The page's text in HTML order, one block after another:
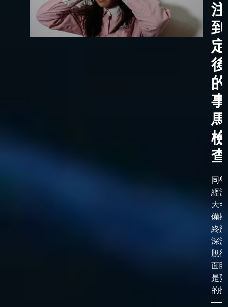
的
檢
同
經
大
備
終
深
脫
面
是
的
——